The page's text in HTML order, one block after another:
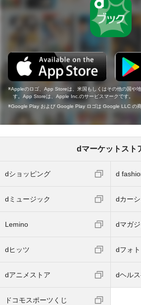
Appleのロゴ、App Storeは、米国もしくはその他の国や
す。App Storeは、Apple Inc.のサービスマークです。
Google Play および Google Play ロゴは Google LLC の商
dマーケットスト
dショッピング d
dミュージック dカー
Lemino dマガ
dヒッツ dフォト
dアニメストア dヘル
ドコモスポーツくじ